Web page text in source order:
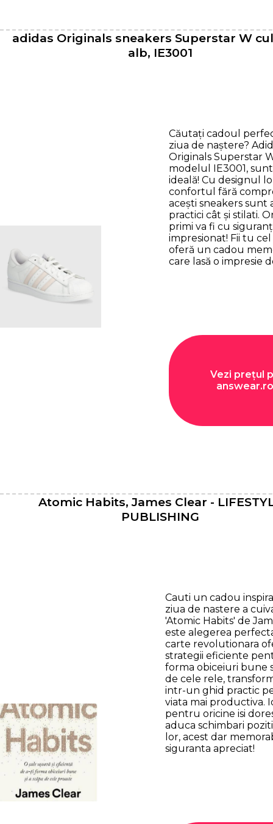
adidas Originals sneakers Superstar W
alb, IE3001
Căutați cadoul
ziua de naștere?
Originals Superstar
modelul IE3001,
ideală! Cu designul
confortul fără
acești sneakers sunt
practici cât și stilati.
primi va fi cu
impresionat! Fii tu
oferă un cadou
care lasă o impresie
Vezi prețul
Atomic Habits, James Clear -
PUBLISHING
Cauti un cadou
ziua de nastere a
'Atomic Habits' de
este alegerea
carte revolutionara
strategii eficiente
forma obiceiuri bune
de cele rele,
intr-un ghid practic
viata mai productiva.
pentru oricine isi
aduca schimbari
lor, acest dar
siguranta apreciat!